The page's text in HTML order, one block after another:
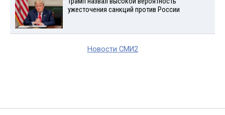
ужесточения санкций против России
Новости СМИ2